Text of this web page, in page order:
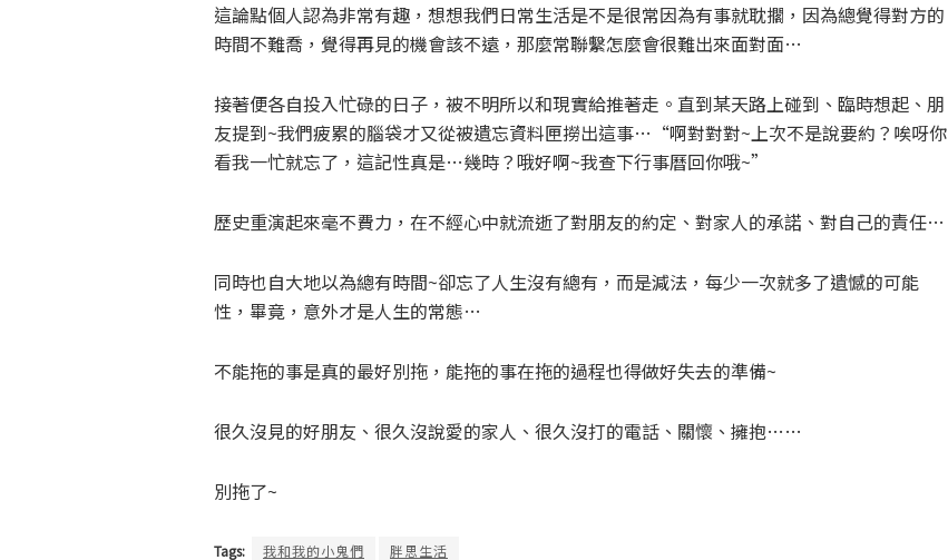
這論點個人認為非常有趣，想想我們日常生活是不是很常因為有事就耽擱，因為總覺得對方的
時間不難喬，覺得再見的機會該不遠，那麼常聯繫怎麼會很難出來面對面…
接著便各自投入忙碌的日子，被不明所以和現實給推著走。直到某天路上碰到、臨時想起、朋
友提到~我們疲累的腦袋才又從被遺忘資料匣撈出這事…“啊對對對~上次不是說要約？唉呀你
看我一忙就忘了，這記性真是…幾時？哦好啊~我查下行事曆回你哦~”
歷史重演起來毫不費力，在不經心中就流逝了對朋友的約定、對家人的承諾、對自己的責任…
同時也自大地以為總有時間~卻忘了人生沒有總有，而是減法，每少一次就多了遺憾的可能
性，畢竟，意外才是人生的常態…
不能拖的事是真的最好別拖，能拖的事在拖的過程也得做好失去的準備~
很久沒見的好朋友、很久沒說愛的家人、很久沒打的電話、關懷、擁抱……
別拖了~
Tags: 我和我的小鬼們 胖思生活